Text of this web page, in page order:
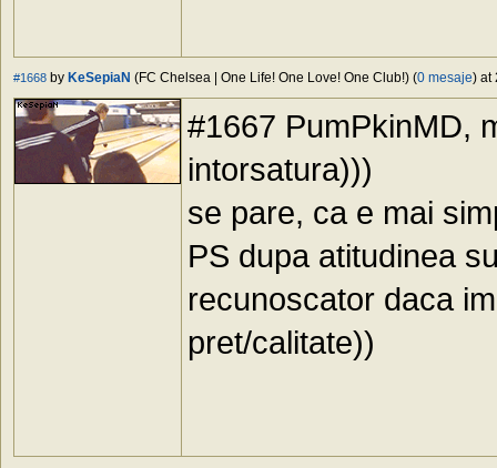
#1668 by KeSepiaN (FC Chelsea | One Life! One Love! One Club!) (0 mesaje) at
#1667 PumPkinMD,
intorsatura)))
se pare, ca e mai
PS dupa atitudinea
recunoscator daca
pret/calitate))